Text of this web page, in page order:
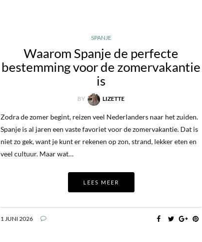
SPANJE
Waarom Spanje de perfecte
bestemming voor de zomervakantie
is
BY LIZETTE
Zodra de zomer begint, reizen veel Nederlanders naar het zuiden.
Spanje is al jaren een vaste favoriet voor de zomervakantie. Dat is
niet zo gek, want je kunt er rekenen op zon, strand, lekker eten en
veel cultuur. Maar wat…
LEES MEER
1 JUNI 2026